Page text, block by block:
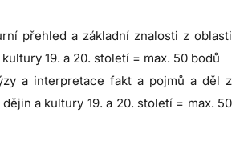
přehled a základní znalosti z oblasti
19. a 20. století = max. 50 bodů
a interpretace fakt a pojmů a děl z
a kultury 19. a 20. století = max. 50